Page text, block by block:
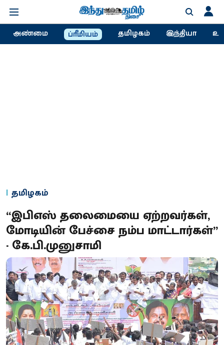
அண்மை ப்ரீமியம் தமிழகம் இந்தியா
தமிழகம்
“இபிஎஸ் தலைமையை ஏற்றவர்கள்,
மோடியின் பேச்சை நம்ப மாட்டார்கள்”
- கே.பி.முனுசாமி